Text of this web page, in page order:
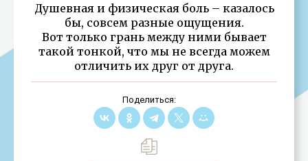
Душевная и физическая боль – казалось
бы, совсем разные ощущения.
Вот только грань между ними бывает
такой тонкой, что мы не всегда можем
отличить их друг от друга.
Поделиться: